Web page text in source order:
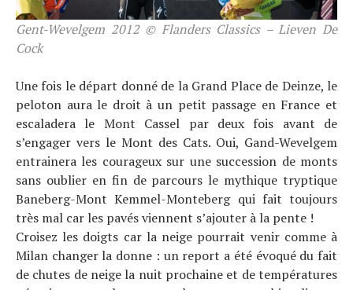
Gent-Wevelgem 2012 © Flanders Classics – Lieven De
Cock
Une fois le départ donné de la Grand Place de Deinze, le
peloton aura le droit à un petit passage en France et
escaladera le Mont Cassel par deux fois avant de
s’engager vers le Mont des Cats. Oui, Gand-Wevelgem
entrainera les courageux sur une succession de monts
sans oublier en fin de parcours le mythique tryptique
Baneberg-Mont Kemmel-Monteberg qui fait toujours
très mal car les pavés viennent s’ajouter à la pente !
Croisez les doigts car la neige pourrait venir comme à
Milan changer la donne : un report a été évoqué du fait
de chutes de neige la nuit prochaine et de températures